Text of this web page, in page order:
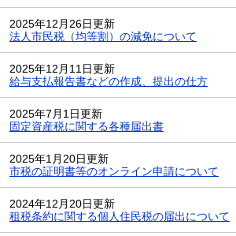
2025年12月26日更新
法人市民税（均等割）の減免について
2025年12月11日更新
給与支払報告書などの作成、提出の仕方
2025年7月1日更新
固定資産税に関する各種届出書
2025年1月20日更新
市税の証明書等のオンライン申請について
2024年12月20日更新
租税条約に関する個人住民税の届出について